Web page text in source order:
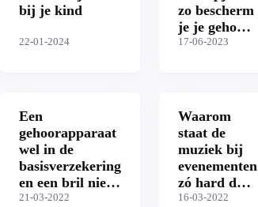
bij je kind
22-01-2024
zo bescherm
je je gehoor
bij een
17-06-2023
Een
gehoorapparaat
wel in de
basisverzekering
en een bril niet?
Hoe zit dat?
21-03-2022
Waarom
staat de
muziek bij
evenementen
zó hard dat
je oordopjes
16-03-2022